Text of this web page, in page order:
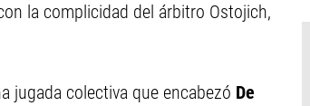
la complicidad del árbitro Ostojich,
jugada colectiva que encabezó De